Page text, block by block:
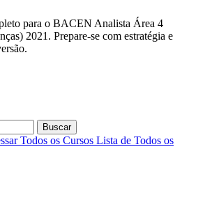
para o BACEN Analista Área 4
2021. Prepare-se com estratégia e
Buscar
Todos os Cursos Lista de Todos os